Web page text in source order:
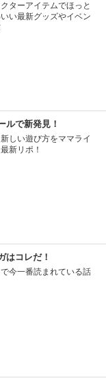
ターアイテムでほっと
い最新グッズやイベン
ルで新発見！
しい遊び方をママライ
新リポ！
はコレだ！
今一番読まれている話